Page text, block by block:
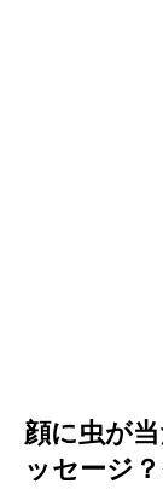
顔に虫が
ッセージ